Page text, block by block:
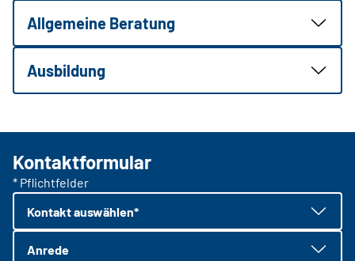
Allgemeine Beratung
Ausbildung
Kontaktformular
* Pflichtfelder
Kontakt auswählen*
Anrede